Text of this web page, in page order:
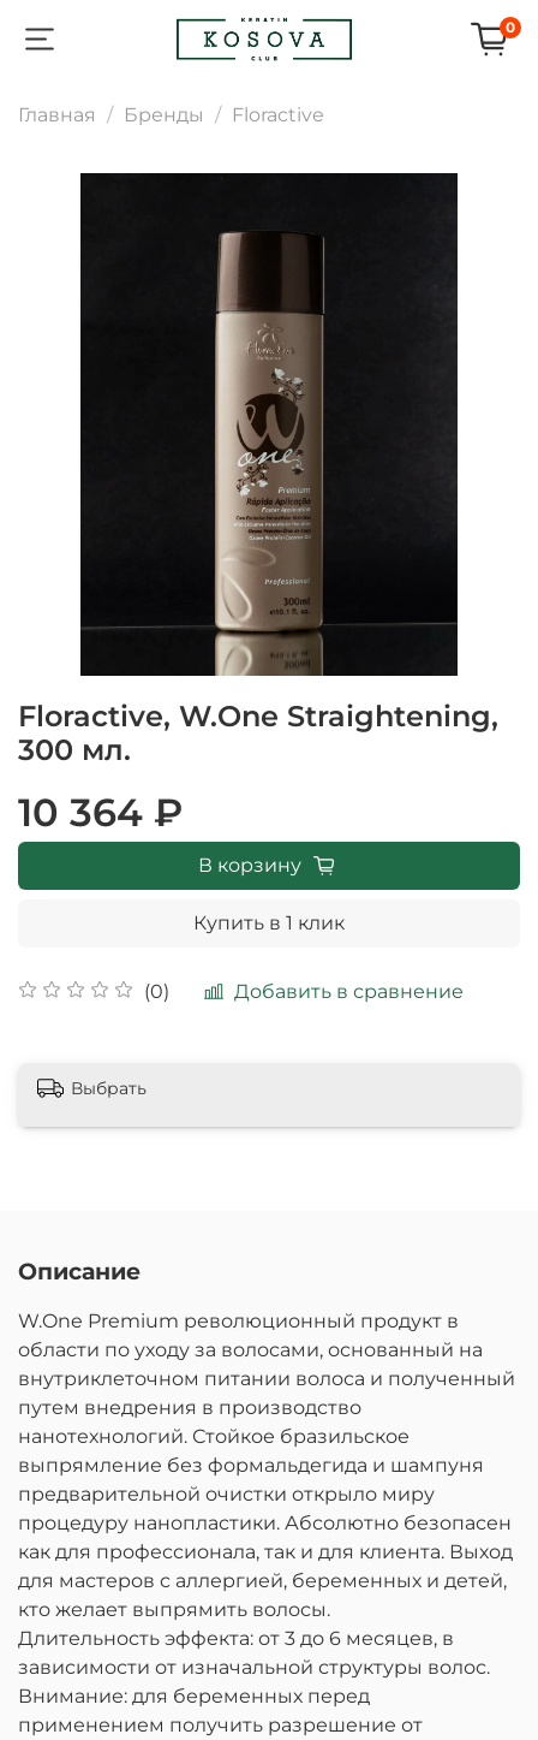
0
Главная Бренды Floractive
Floractive, W.One Straightening,
300 мл.
(0) Добавить в сравнение
10 364 ₽
В корзину
Купить в 1 клик
Выбрать
Описание
W.One Premium революционный продукт в
области по уходу за волосами, основанный на
внутриклеточном питании волоса и полученный
путем внедрения в производство
нанотехнологий. Стойкое бразильское
выпрямление без формальдегида и шампуня
предварительной очистки открыло миру
процедуру нанопластики. Абсолютно безопасен
как для профессионала, так и для клиента. Выход
для мастеров с аллергией, беременных и детей,
кто желает выпрямить волосы.
Длительность эффекта: от 3 до 6 месяцев, в
зависимости от изначальной структуры волос.
Внимание: для беременных перед
применением получить разрешение от